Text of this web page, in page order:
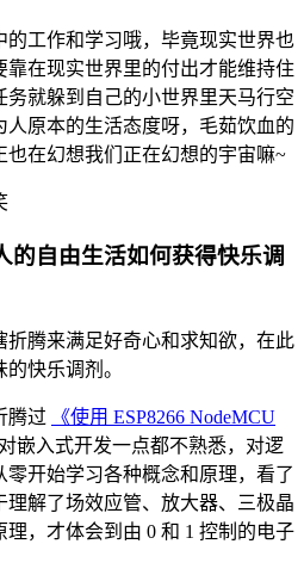
工作和学习哦，毕竟现实世界也
在现实世界里的付出才能维持住
就躲到自己的小世界里天马行空
原本的生活态度呀，毛茹饮血的
在幻想我们正在幻想的宇宙嘛~
的自由生活如何获得快乐调
折腾来满足好奇心和求知欲，在此
快乐调剂。
腾过
《使用 ESP8266 NodeMCU
嵌入式开发一点都不熟悉，对逻
开始学习各种概念和原理，看了
解了场效应管、放大器、三极晶
，才体会到由 0 和 1 控制的电子